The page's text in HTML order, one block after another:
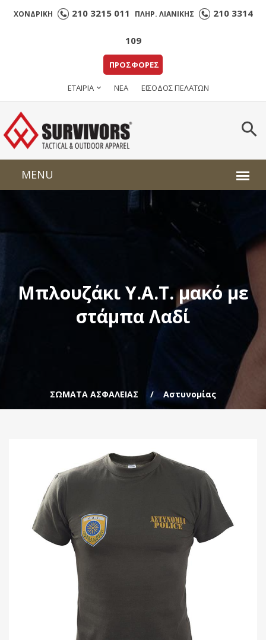
ΧΟΝΔΡΙΚΗ 210 3215 011 ΠΛΗΡ. ΛΙΑΝΙΚΗΣ 210 3314
109
ΠΡΟΣΦΟΡΕΣ
ΕΤΑΙΡΙΑ ΝΕΑ ΕΙΣΟΔΟΣ ΠΕΛΑΤΩΝ
Μπλουζάκι Υ.Α.Τ. μακό με
στάμπα Λαδί
ΣΩΜΑΤΑ ΑΣΦΑΛΕΙΑΣ Αστυνομίας